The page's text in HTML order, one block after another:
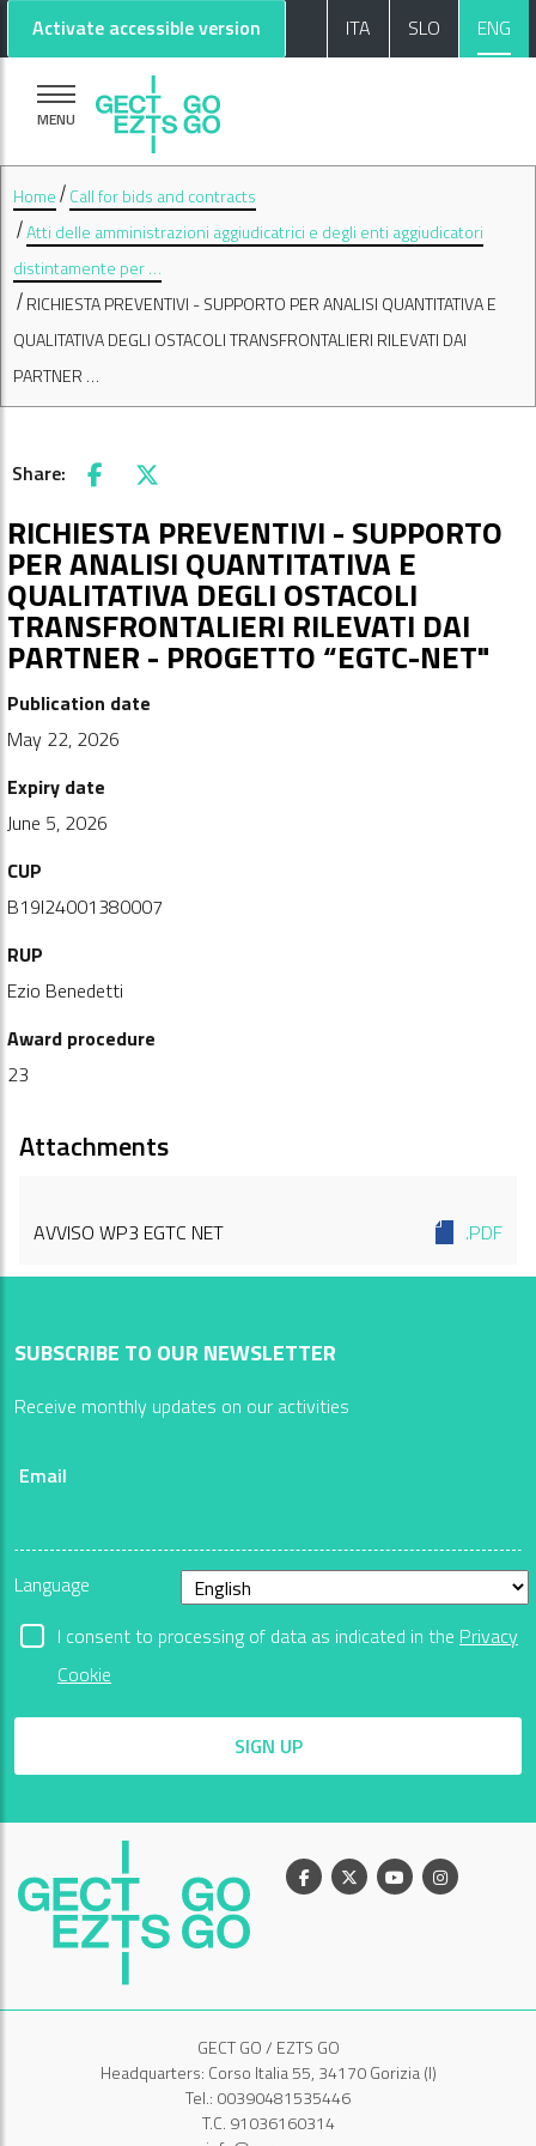
Go to main content
Go to footer
Activate accessible version ITA SLO ENG
MENU
Home
Call for bids and contracts
Atti delle amministrazioni aggiudicatrici e degli enti aggiudicatori
distintamente per …
RICHIESTA PREVENTIVI - SUPPORTO PER ANALISI QUANTITATIVA E
QUALITATIVA DEGLI OSTACOLI TRANSFRONTALIERI RILEVATI DAI
PARTNER …
Share: Facebook
X
RICHIESTA PREVENTIVI - SUPPORTO
PER ANALISI QUANTITATIVA E
QUALITATIVA DEGLI OSTACOLI
TRANSFRONTALIERI RILEVATI DAI
PARTNER - PROGETTO “EGTC-NET"
Publication date
May 22, 2026
Expiry date
June 5, 2026
CUP
B19I24001380007
RUP
Ezio Benedetti
Award procedure
23
Attachments
AVVISO WP3 EGTC NET .PDF
SUBSCRIBE TO OUR NEWSLETTER
Receive monthly updates on our activities
Email
Language
I consent to processing of data as indicated in the Privacy
Cookie
SIGN UP
Facebook
X YoutubeInstagram
GECT GO / EZTS GO
Headquarters: Corso Italia 55, 34170 Gorizia (I)
Tel.: 00390481535446
T.C. 91036160314